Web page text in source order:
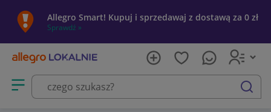
Allegro Smart! Kupuj i sprzedawaj z dostawą za 0 zł
Sprawdź »
Otwórz menu z kategoriami
szukaj